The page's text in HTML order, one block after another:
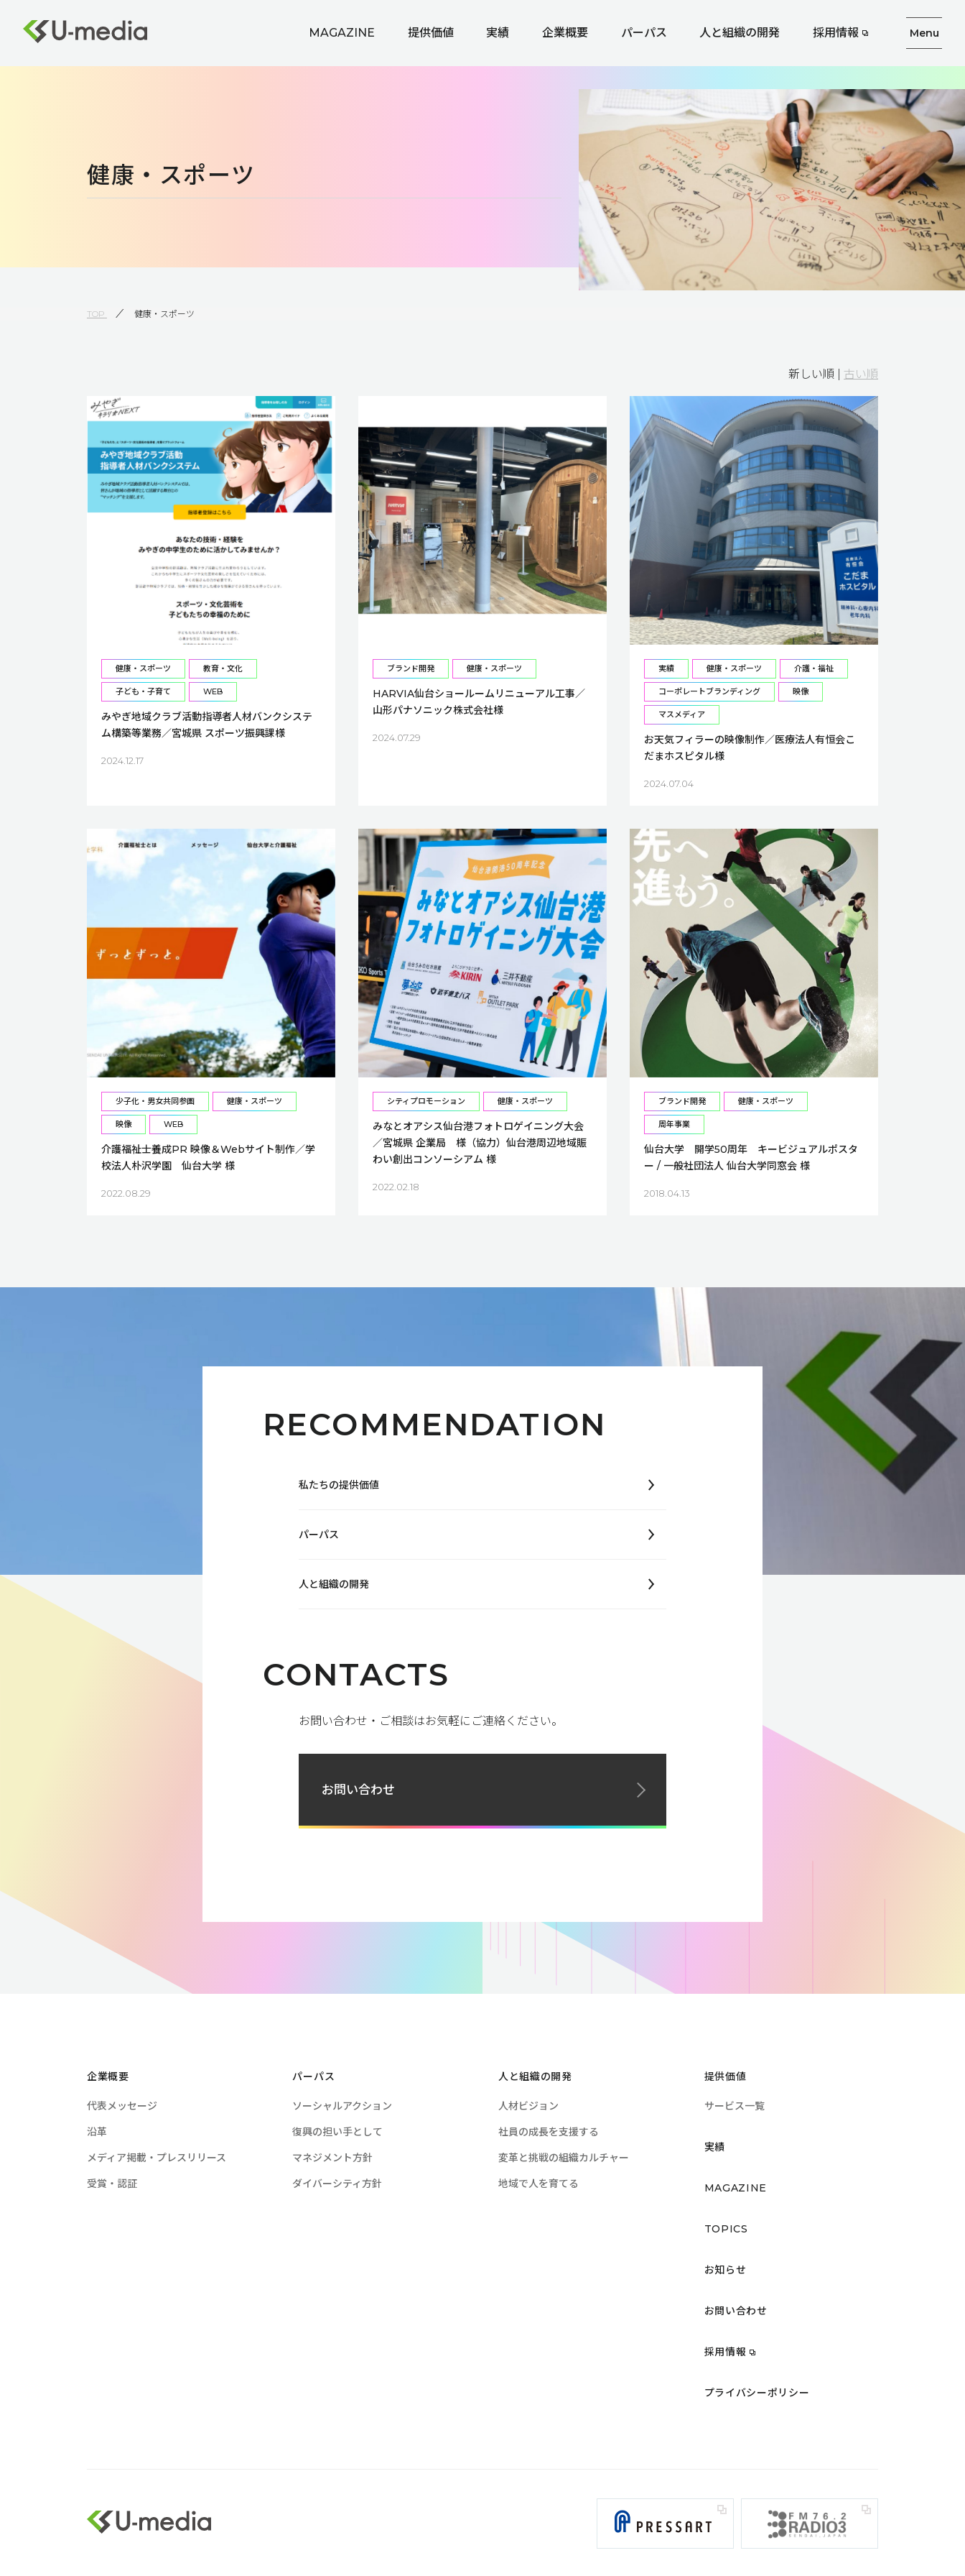
MAGAZINE 提供価値 実績 企業概要 パーパス 人と組織の開発 採用情報 Menu
健康・スポーツ
TOP 健康・スポーツ
新しい順 |古い順
健康・スポーツ 教育・文化
子ども・子育て WEB
みやぎ地域クラブ活動指導者人材バンクシステ
ム構築等業務／宮城県 スポーツ振興課様
2024.12.17
ブランド開発 健康・スポーツ
HARVIA仙台ショールームリニューアル工事／
山形パナソニック株式会社様
2024.07.29
実績 健康・スポーツ 介護・福祉
コーポレートブランディング 映像
マスメディア
お天気フィラーの映像制作／医療法人有恒会こ
だまホスピタル様
2024.07.04
少子化・男女共同参画 健康・スポーツ
映像 WEB
介護福祉士養成PR 映像＆Webサイト制作／学
校法人朴沢学園 仙台大学 様
2022.08.29
シティプロモーション 健康・スポーツ
みなとオアシス仙台港フォトロゲイニング大会
／宮城県 企業局 様（協力）仙台港周辺地域賑
わい創出コンソーシアム 様
2022.02.18
ブランド開発 健康・スポーツ
周年事業
仙台大学 開学50周年 キービジュアルポスタ
ー / 一般社団法人 仙台大学同窓会 様
2018.04.13
RECOMMENDATION
私たちの提供価値
パーパス
人と組織の開発
CONTACTS
お問い合わせ・ご相談はお気軽にご連絡ください。
お問い合わせ
企業概要
代表メッセージ
沿革
メディア掲載・プレスリリース
受賞・認証
パーパス
ソーシャルアクション
復興の担い手として
マネジメント方針
ダイバーシティ方針
人と組織の開発
人材ビジョン
社員の成長を支援する
変革と挑戦の組織カルチャー
地域で人を育てる
提供価値
サービス一覧
実績
MAGAZINE
TOPICS
お知らせ
お問い合わせ
採用情報
プライバシーポリシー